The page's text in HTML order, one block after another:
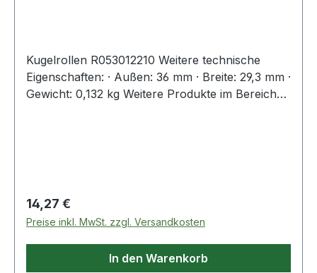
Kugelrollen R053012210 Weitere technische
Eigenschaften: · Außen: 36 mm · Breite: 29,3 mm ·
Gewicht: 0,132 kg Weitere Produkte im Bereich
Regulärer Preis:
14,27 €
Preise inkl. MwSt. zzgl. Versandkosten
In den Warenkorb